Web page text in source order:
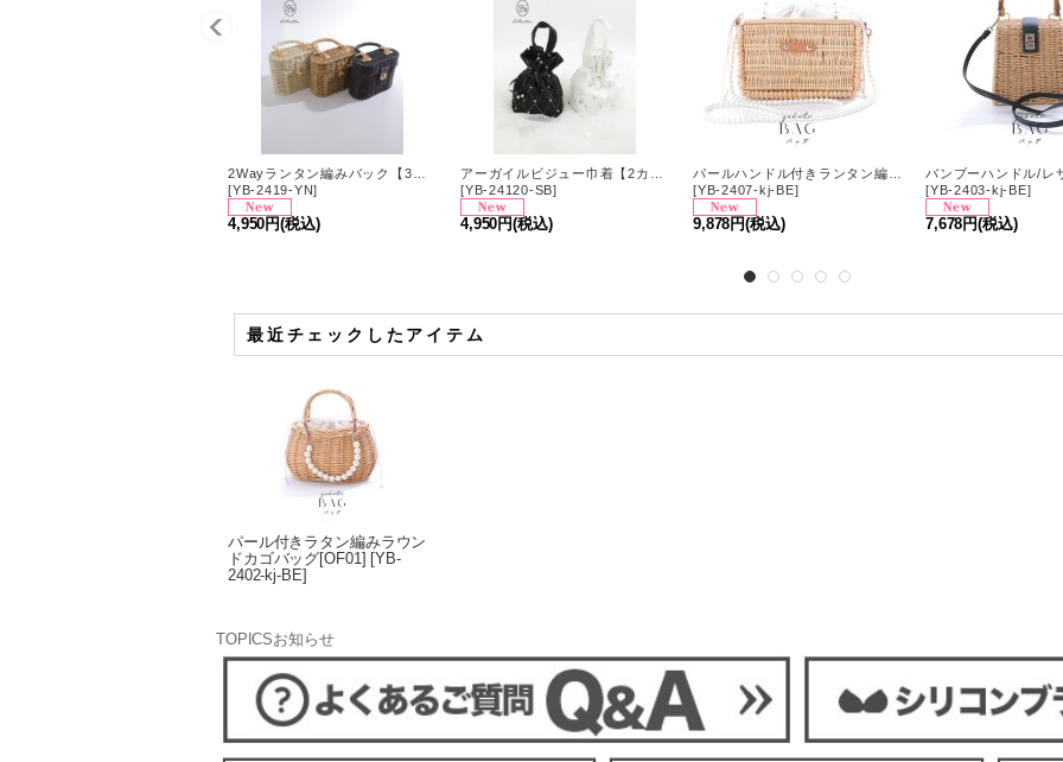
[YB-2419-YN]
4,950円(税込)
[YB-24120-SB]
4,950円(税込)
[YB-2407-kj-BE]
9,878円(税込)
[YB-2403-kj-BE]
7,678円(税込)
最近チェックしたアイテム
パール付きラタン編みラウン
ドカゴバッグ[OF01] [YB-
2402-kj-BE]
TOPICSお知らせ